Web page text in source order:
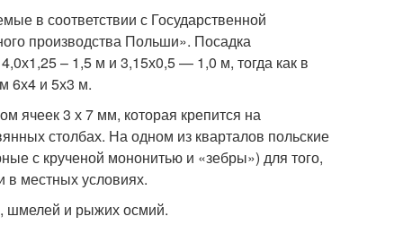
в соответствии с Государственной
производства Польши». Посадка
– 1,5 м и 3,15х0,5 — 1,0 м, тогда как в
6х4 и 5х3 м.
ячеек 3 х 7 мм, которая крепится на
столбах. На одном из кварталов польские
с крученой мононитью и «зебры») для того,
в местных условиях.
шмелей и рыжих осмий.